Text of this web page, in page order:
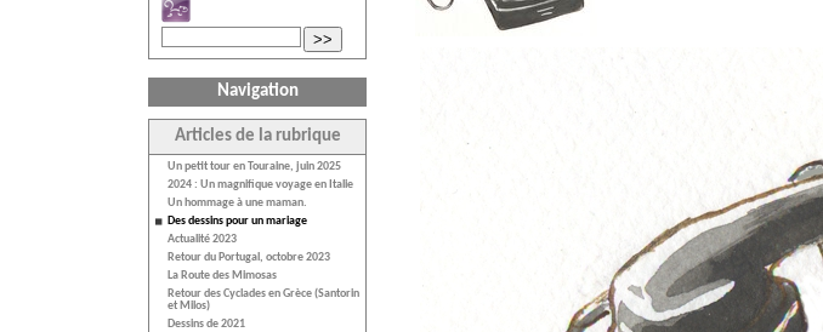
>>
Navigation
Articles de la rubrique
Un petit tour en Touraine, juin 2025
2024 : Un magnifique voyage en Italie
Un hommage à une maman.
Des dessins pour un mariage
Actualité 2023
Retour du Portugal, octobre 2023
La Route des Mimosas
Retour des Cyclades en Grèce (Santorin
et Milos)
Dessins de 2021